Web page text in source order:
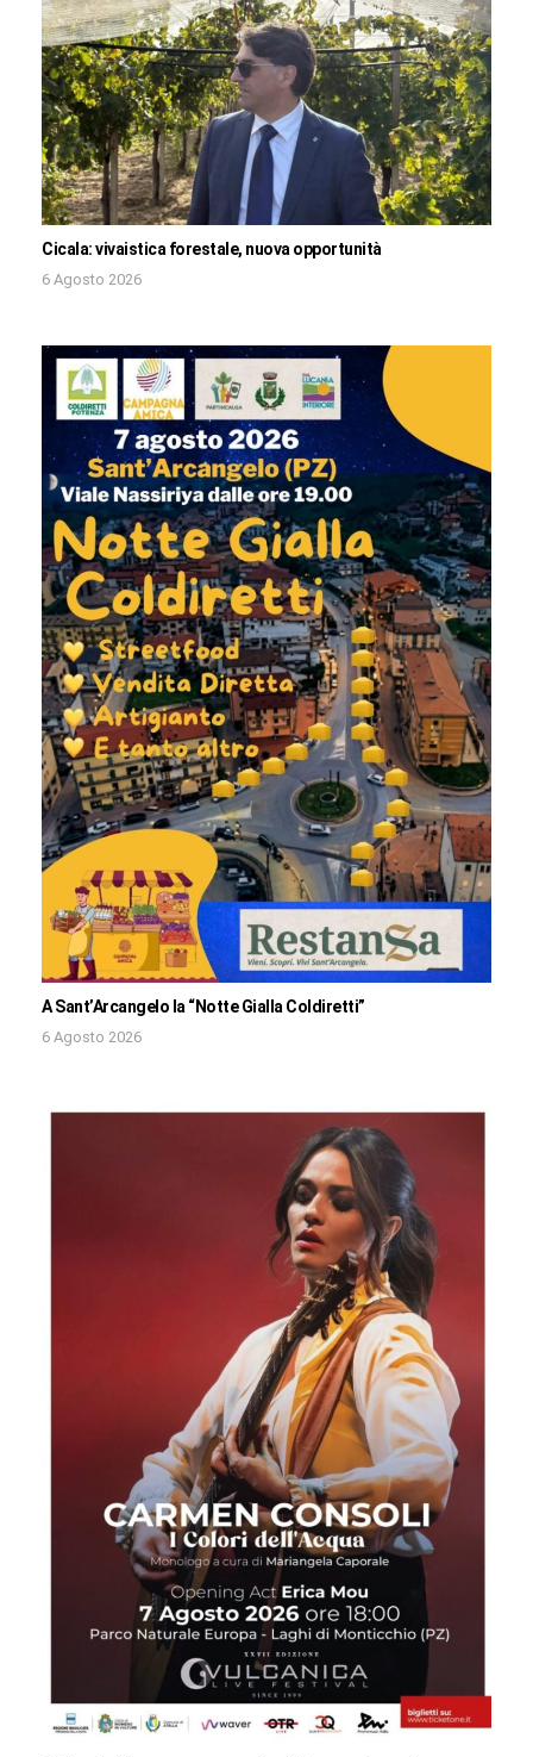
Cicala: vivaistica forestale, nuova opportunità
6 Agosto 2026
A Sant’Arcangelo la “Notte Gialla Coldiretti”
6 Agosto 2026